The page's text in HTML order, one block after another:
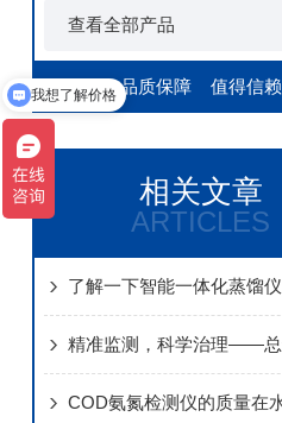
我想了解价格
查看全部产品
品质保障 值得信赖
相关文章
ARTICLES